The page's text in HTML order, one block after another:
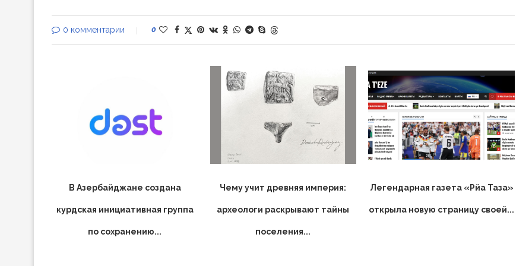
0 комментарии 0
В Азербайджане создана
курдская инициативная группа
по сохранению...
Чему учит древняя империя:
археологи раскрывают тайны
поселения...
Легендарная газета «Рйа Таза»
открыла новую страницу своей...